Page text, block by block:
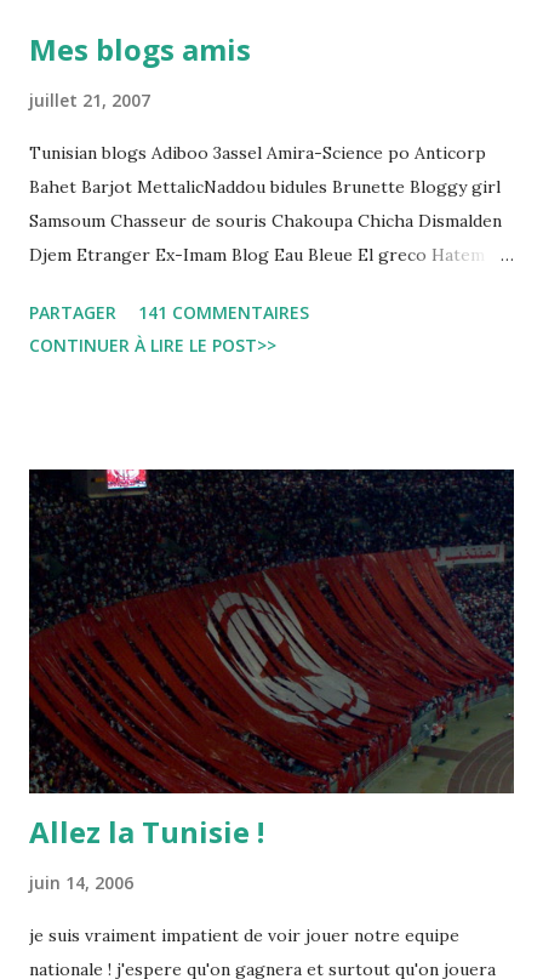
regard des Lignes directrices Luanda"
Mes blogs amis
juillet 21, 2007
Tunisian blogs Adiboo 3assel Amira-Science po Anticorp
Bahet Barjot MettalicNaddou bidules Brunette Bloggy girl
Samsoum Chasseur de souris Chakoupa Chicha Dismalden
Djem Etranger Ex-Imam Blog Eau Bleue El greco Hatem
Leila fi amarikia Little Sarah American girl Massir mots a
dire Mouch ex Mazzika Tun...
PARTAGER
141 COMMENTAIRES
CONTINUER À LIRE LE POST>>
Allez la Tunisie !
juin 14, 2006
je suis vraiment impatient de voir jouer notre equipe
nationale ! j'espere qu'on gagnera et surtout qu'on jouera